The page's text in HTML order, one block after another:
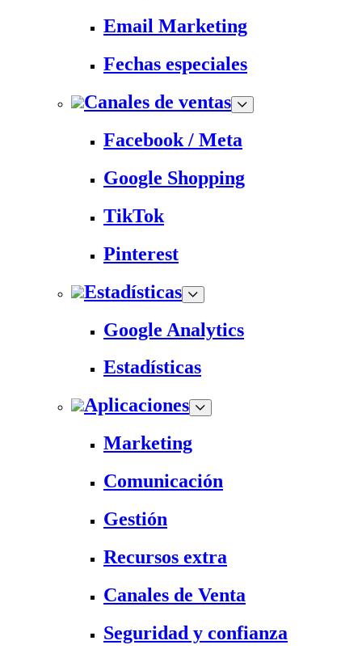
Email Marketing
Fechas especiales
Canales de ventas
Facebook / Meta
Google Shopping
TikTok
Pinterest
Estadísticas
Google Analytics
Estadísticas
Aplicaciones
Marketing
Comunicación
Gestión
Recursos extra
Canales de Venta
Seguridad y confianza